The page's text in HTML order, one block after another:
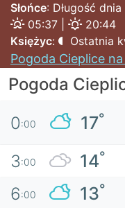
Słońce: Długość dnia
05:37 |
20:44
Księżyc: Ostatnia
Pogoda Cieplice
Pogoda
0:00 17°
3:00 14°
6:00 13°